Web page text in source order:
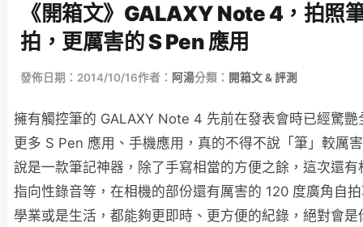
《開箱文》GALAXY Note 4，拍照
拍，更厲害的 S Pen 應用
發佈日期：2014/10/16作者： 阿湯分類： 開箱文 & 評測
擁有觸控筆的 GALAXY Note 4 先前在發表會時已經驚
更多 S Pen 應用、手機應用，真的不得不說「筆」較厲
說是一款筆記神器，除了手寫相當的方便之餘，這次還
指向性錄音等，在相機的部份還有厲害的 120 度廣角自
學業或是生活，都能夠更即時、更方便的紀錄，絕對會